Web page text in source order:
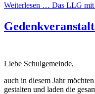
Weiterlesen … Das LLG mit
Liebe Schulgemeinde,
auch in diesem Jahr
gestalten und laden die